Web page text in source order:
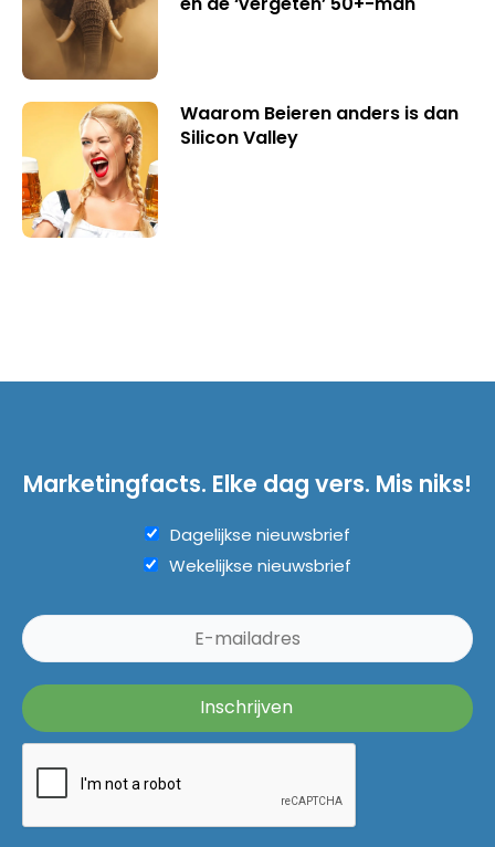
Waarom Beieren anders is dan
Silicon Valley
Marketingfacts. Elke dag vers. Mis niks!
Dagelijkse nieuwsbrief
Wekelijkse nieuwsbrief